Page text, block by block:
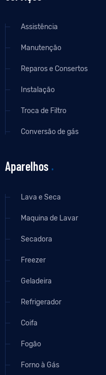
Assistência
Manutenção
Reparos e Consertos
Instalação
Troca de Filtro
Conversão de gás
Aparelhos .
Lava e Seca
Maquina de Lavar
Secadora
Freezer
Geladeira
Refrigerador
Coifa
Fogão
Forno à Gás